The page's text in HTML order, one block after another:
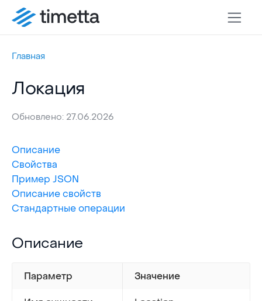
Главная
Локация
Обновлено: 27.06.2026
Описание
Свойства
Пример JSON
Описание свойств
Стандартные операции
Описание
Описание
Параметр Значение